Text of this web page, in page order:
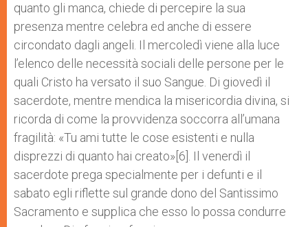
quanto gli manca, chiede di percepire la sua
presenza mentre celebra ed anche di essere
circondato dagli angeli. Il mercoledì viene alla luce
l’elenco delle necessità sociali delle persone per le
quali Cristo ha versato il suo Sangue. Di giovedì il
sacerdote, mentre mendica la misericordia divina, si
ricorda di come la provvidenza soccorra all’umana
fragilità: «Tu ami tutte le cose esistenti e nulla
disprezzi di quanto hai creato»[6]. Il venerdì il
sacerdote prega specialmente per i defunti e il
sabato egli riflette sul grande dono del Santissimo
Sacramento e supplica che esso lo possa condurre